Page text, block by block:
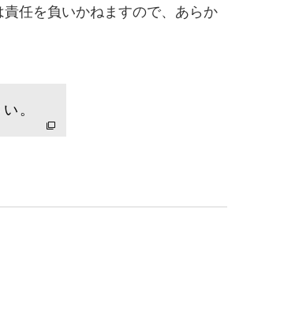
任を負いかねますので、あらか
。